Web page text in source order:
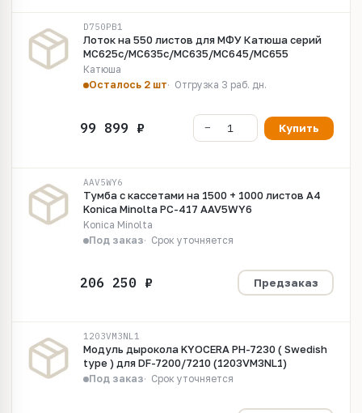
D750PB1
Лоток на 550 листов для МФУ Катюша серий
MC625c/MC635c/MC635/MC645/MC655
Катюша
Осталось 2 шт
Отгрузка 3 раб. дн.
Купить
AAV5WY6
Тумба с кассетами на 1500 + 1000 листов А4
Konica Minolta PC-417 AAV5WY6
Konica Minolta
Под заказ
Срок уточняется
Предзаказ
1203VM3NL1
Модуль дырокола KYOCERA PH-7230 ( Swedish
type ) для DF-7200/7210 (1203VM3NL1)
Под заказ Срок уточняется